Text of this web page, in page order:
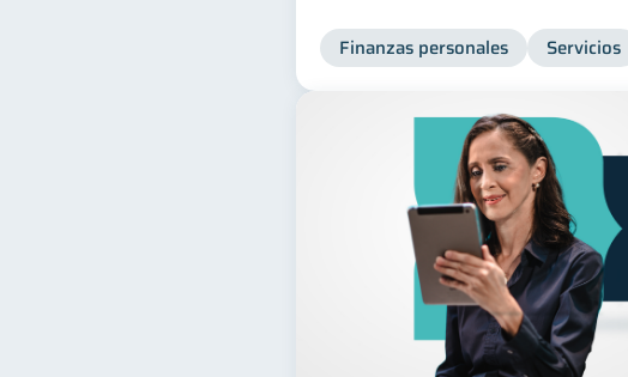
Finanzas personales Servicios